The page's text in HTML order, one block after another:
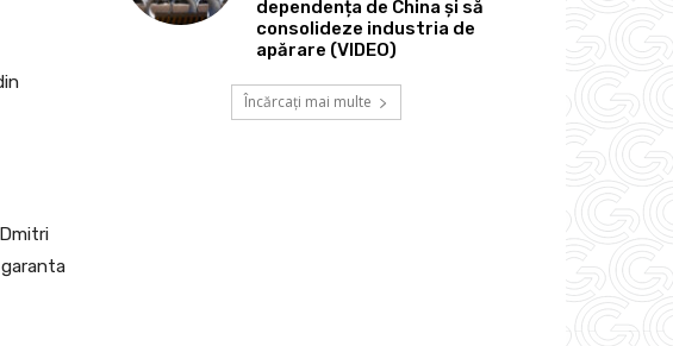
dependența de China și să
consolideze industria de
apărare (VIDEO)
Încărcați mai multe